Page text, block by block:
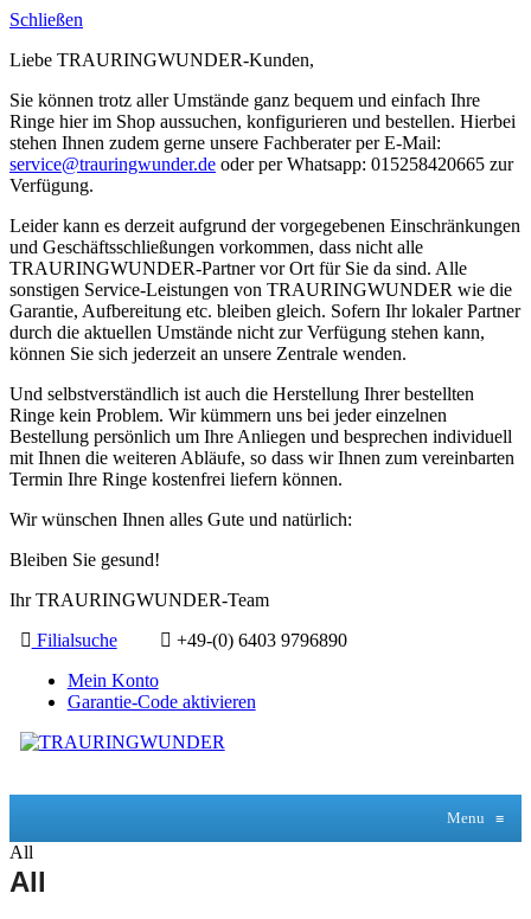
Schließen
Liebe TRAURINGWUNDER-Kunden,
Sie können trotz aller Umstände ganz bequem und einfach Ihre
Ringe hier im Shop aussuchen, konfigurieren und bestellen. Hierbei
stehen Ihnen zudem gerne unsere Fachberater per E-Mail:
service@trauringwunder.de oder per Whatsapp: 015258420665 zur
Verfügung.
Leider kann es derzeit aufgrund der vorgegebenen Einschränkungen
und Geschäftsschließungen vorkommen, dass nicht alle
TRAURINGWUNDER-Partner vor Ort für Sie da sind. Alle
sonstigen Service-Leistungen von TRAURINGWUNDER wie die
Garantie, Aufbereitung etc. bleiben gleich. Sofern Ihr lokaler Partner
durch die aktuellen Umstände nicht zur Verfügung stehen kann,
können Sie sich jederzeit an unsere Zentrale wenden.
Und selbstverständlich ist auch die Herstellung Ihrer bestellten
Ringe kein Problem. Wir kümmern uns bei jeder einzelnen
Bestellung persönlich um Ihre Anliegen und besprechen individuell
mit Ihnen die weiteren Abläufe, so dass wir Ihnen zum vereinbarten
Termin Ihre Ringe kostenfrei liefern können.
Wir wünschen Ihnen alles Gute und natürlich:
Bleiben Sie gesund!
Ihr TRAURINGWUNDER-Team
Filialsuche
+49-(0) 6403 9796890
Mein Konto
Garantie-Code aktivieren
Menu ≡
All
All